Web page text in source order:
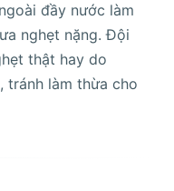
đầy nước làm
nghẹt nặng. Đội
thật hay do
tránh làm thừa cho